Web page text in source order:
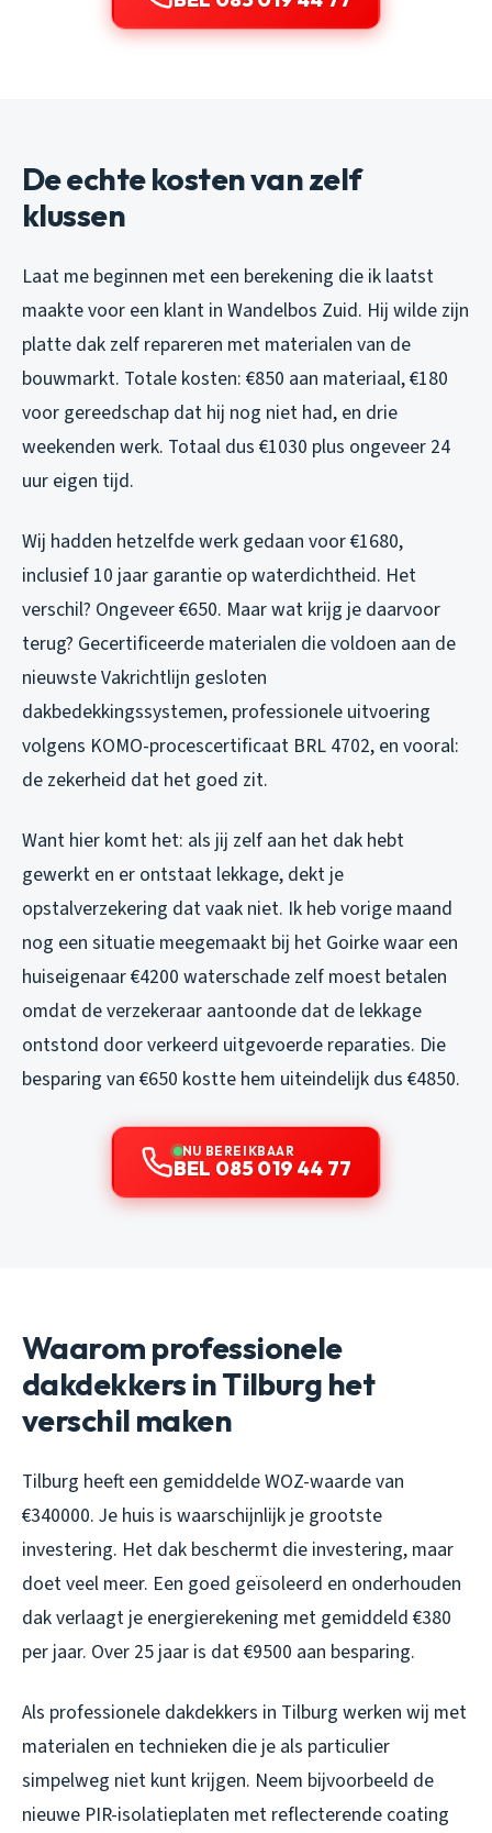
De echte kosten van zelf
klussen
Laat me beginnen met een berekening die ik laatst
maakte voor een klant in Wandelbos Zuid. Hij wilde zijn
platte dak zelf repareren met materialen van de
bouwmarkt. Totale kosten: €850 aan materiaal, €180
voor gereedschap dat hij nog niet had, en drie
weekenden werk. Totaal dus €1030 plus ongeveer 24
uur eigen tijd.
Wij hadden hetzelfde werk gedaan voor €1680,
inclusief 10 jaar garantie op waterdichtheid. Het
verschil? Ongeveer €650. Maar wat krijg je daarvoor
terug? Gecertificeerde materialen die voldoen aan de
nieuwste Vakrichtlijn gesloten
dakbedekkingssystemen, professionele uitvoering
volgens KOMO-procescertificaat BRL 4702, en vooral:
de zekerheid dat het goed zit.
Want hier komt het: als jij zelf aan het dak hebt
gewerkt en er ontstaat lekkage, dekt je
opstalverzekering dat vaak niet. Ik heb vorige maand
nog een situatie meegemaakt bij het Goirke waar een
huiseigenaar €4200 waterschade zelf moest betalen
omdat de verzekeraar aantoonde dat de lekkage
ontstond door verkeerd uitgevoerde reparaties. Die
besparing van €650 kostte hem uiteindelijk dus €4850.
NU BEREIKBAAR
BEL 085 019 44 77
Waarom professionele
dakdekkers in Tilburg het
verschil maken
Tilburg heeft een gemiddelde WOZ-waarde van
€340000. Je huis is waarschijnlijk je grootste
investering. Het dak beschermt die investering, maar
doet veel meer. Een goed geïsoleerd en onderhouden
dak verlaagt je energierekening met gemiddeld €380
per jaar. Over 25 jaar is dat €9500 aan besparing.
Als professionele dakdekkers in Tilburg werken wij met
materialen en technieken die je als particulier
simpelweg niet kunt krijgen. Neem bijvoorbeeld de
nieuwe PIR-isolatieplaten met reflecterende coating